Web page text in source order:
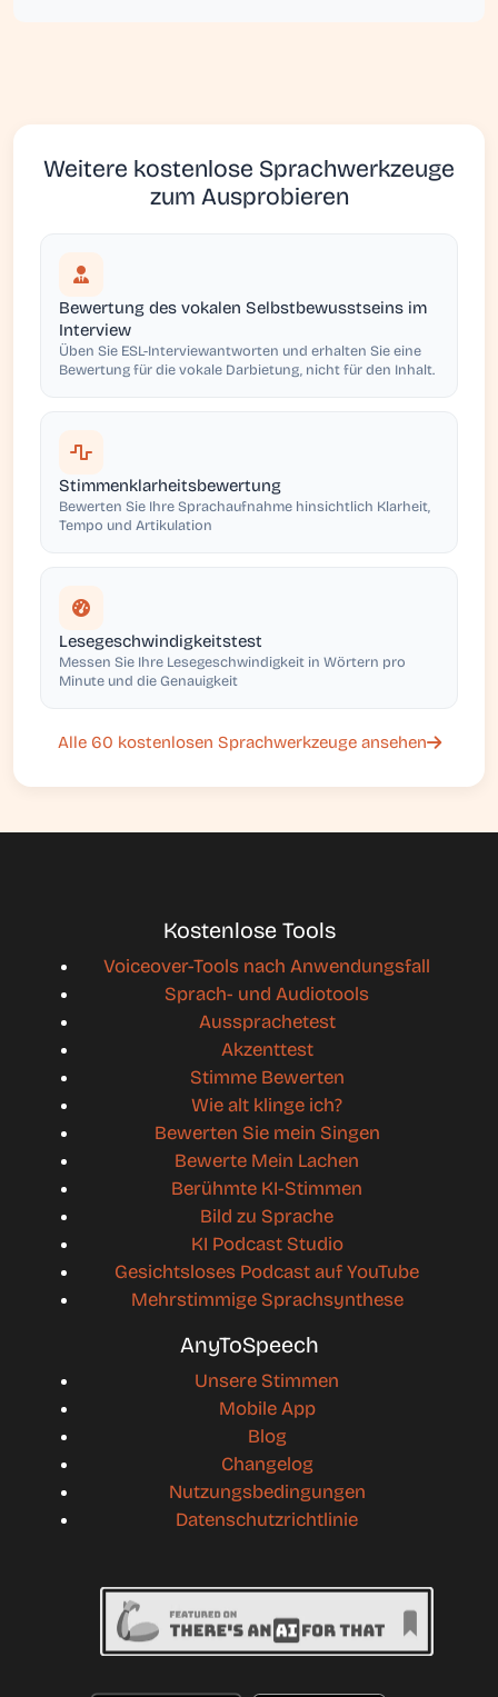
Weitere kostenlose Sprachwerkzeuge
zum Ausprobieren
Bewertung des vokalen Selbstbewusstseins im
Interview
Üben Sie ESL-Interviewantworten und erhalten Sie eine
Bewertung für die vokale Darbietung, nicht für den Inhalt.
Stimmenklarheitsbewertung
Bewerten Sie Ihre Sprachaufnahme hinsichtlich Klarheit,
Tempo und Artikulation
Lesegeschwindigkeitstest
Messen Sie Ihre Lesegeschwindigkeit in Wörtern pro
Minute und die Genauigkeit
Alle 60 kostenlosen Sprachwerkzeuge ansehen
Kostenlose Tools
Voiceover-Tools nach Anwendungsfall
Sprach- und Audiotools
Aussprachetest
Akzenttest
Stimme Bewerten
Wie alt klinge ich?
Bewerten Sie mein Singen
Bewerte Mein Lachen
Berühmte KI-Stimmen
Bild zu Sprache
KI Podcast Studio
Gesichtsloses Podcast auf YouTube
Mehrstimmige Sprachsynthese
AnyToSpeech
Unsere Stimmen
Mobile App
Blog
Changelog
Nutzungsbedingungen
Datenschutzrichtlinie